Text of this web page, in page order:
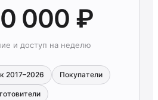
000 ₽
и доступ на неделю
2017–2026 Покупатели